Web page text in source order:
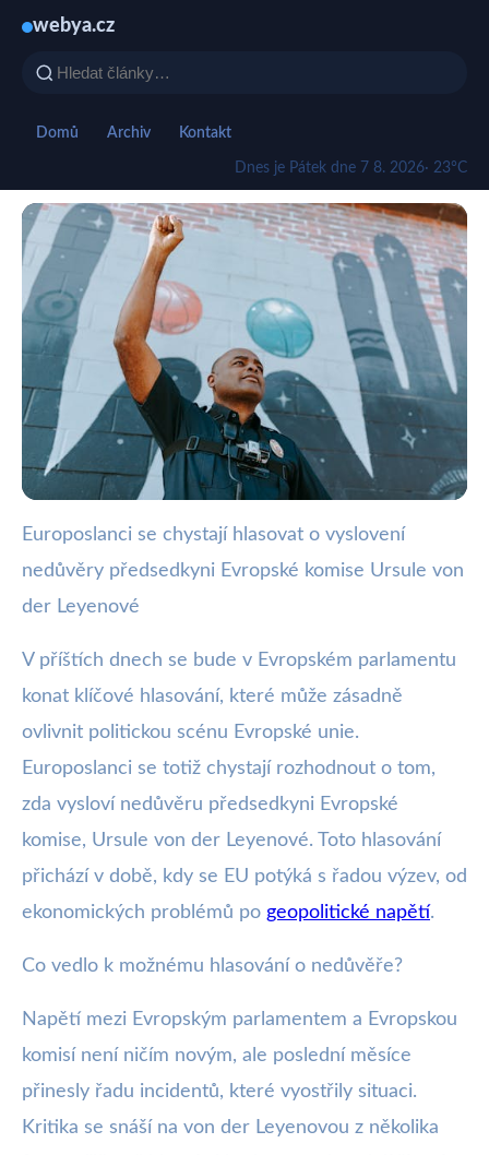
webya.cz
Domů Archiv Kontakt
Dnes je Pátek dne 7 8. 2026· 23°C
webya.cz
Hlasování o nedůvěře Ursule von
2. 7. 2025 · 3 min čtení · Autor: Nela Švecová
Europoslanci se chystají hlasovat o vyslovení
nedůvěry předsedkyni Evropské komise Ursule von
der Leyenové
V příštích dnech se bude v Evropském parlamentu
konat klíčové hlasování, které může zásadně
ovlivnit politickou scénu Evropské unie.
Europoslanci se totiž chystají rozhodnout o tom,
zda vysloví nedůvěru předsedkyni Evropské
komise, Ursule von der Leyenové. Toto hlasování
přichází v době, kdy se EU potýká s řadou výzev, od
ekonomických problémů po geopolitické napětí.
Co vedlo k možnému hlasování o nedůvěře?
Napětí mezi Evropským parlamentem a Evropskou
komisí není ničím novým, ale poslední měsíce
přinesly řadu incidentů, které vyostřily situaci.
Kritika se snáší na von der Leyenovou z několika